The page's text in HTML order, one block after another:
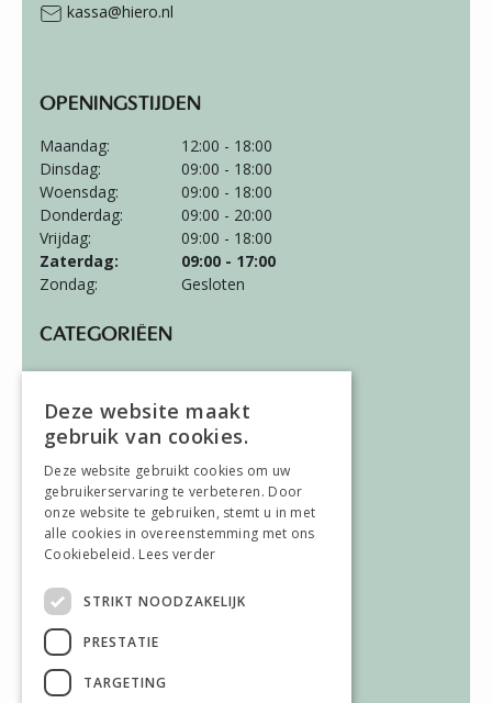
kassa@hiero.nl
OPENINGSTIJDEN
Maandag:
12:00 - 18:00
Dinsdag:
09:00 - 18:00
Woensdag:
09:00 - 18:00
Donderdag:
09:00 - 20:00
Vrijdag:
09:00 - 18:00
Zaterdag:
09:00 - 17:00
Zondag:
Gesloten
CATEGORIËEN
Wonen
Slapen
Vloeren
Gordijnen
ALGEMEEN
Vacatures
Wooninspiratie
Over ons
Contact
AFWIJKENDE OPENINGSTIJDEN
Deze website maakt
gebruik van cookies.
Deze website gebruikt cookies om uw
gebruikerservaring te verbeteren. Door
onze website te gebruiken, stemt u in met
alle cookies in overeenstemming met ons
Cookiebeleid. Lees verder
STRIKT NOODZAKELIJK
PRESTATIE
TARGETING